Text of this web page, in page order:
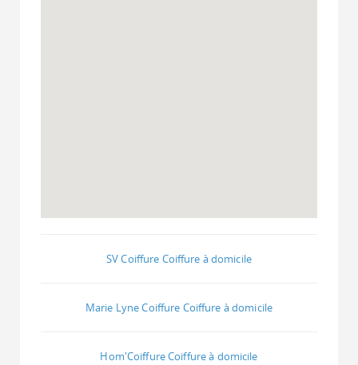
SV Coiffure Coiffure à domicile
Marie Lyne Coiffure Coiffure à domicile
Hom'Coiffure Coiffure à domicile